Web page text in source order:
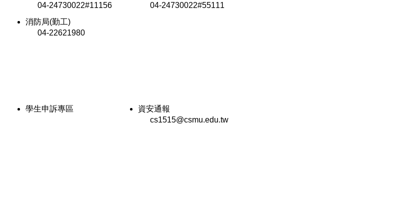
04-24730022#11156
04-24730022#55111
消防局(勤工)
04-22621980
學生申訴專區
資安通報
cs1515@csmu.edu.tw